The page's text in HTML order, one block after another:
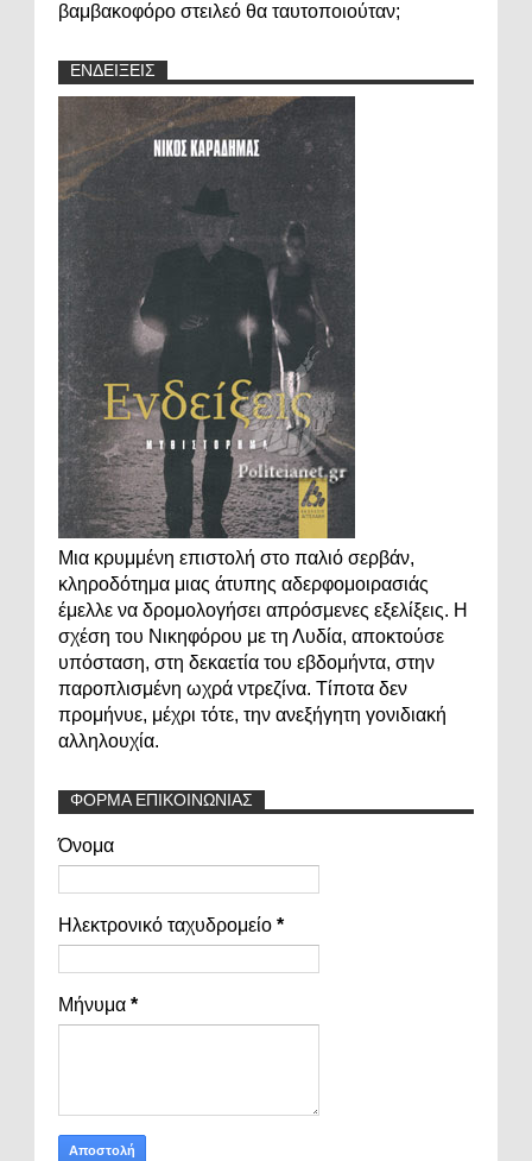
βαμβακοφόρο στειλεό θα ταυτοποιούταν;
ΕΝΔΕΙΞΕΙΣ
Μια κρυμμένη επιστολή στο παλιό σερβάν,
κληροδότημα μιας άτυπης αδερφομοιρασιάς
έμελλε να δρομολογήσει απρόσμενες εξελίξεις. Η
σχέση του Νικηφόρου με τη Λυδία, αποκτούσε
υπόσταση, στη δεκαετία του εβδομήντα, στην
παροπλισμένη ωχρά ντρεζίνα. Τίποτα δεν
προμήνυε, μέχρι τότε, την ανεξήγητη γονιδιακή
αλληλουχία.
ΦΟΡΜΑ ΕΠΙΚΟΙΝΩΝΙΑΣ
Όνομα
Ηλεκτρονικό ταχυδρομείο *
Μήνυμα *